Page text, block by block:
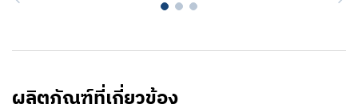
ผลิตภัณฑ์ที่เกี่ยวข้อง